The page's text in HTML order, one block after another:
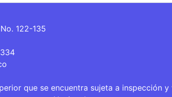
122-135
que se encuentra sujeta a inspección